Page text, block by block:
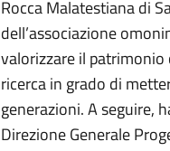
Rocca Malatestiana di
dell’associazione
valorizzare il
ricerca in grado di
generazioni. A seguire,
Direzione Generale